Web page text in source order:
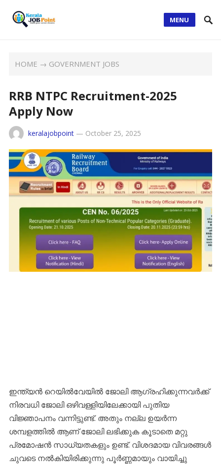
MENU
HOME → GOVERNMENT JOBS
RRB NTPC Recruitment-2025
Apply Now
keralajobpoint— October 25, 2025
ഇന്ത്യൻ റെയിൽവേയിൽ ജോലി ആഗ്രഹിക്കുന്നവർക്ക്
നിരവധി ജോലി ഒഴിവള്ളിയിലേക്കായി പുതിയ
വിജ്ഞാപനം വന്നിട്ടുണ്ട്. അതും നല്ല ഉയർന്ന
ശമ്പളത്തിൽ ആണ് ജോലി ലഭിക്കുക കൂടാതെ മറ്റു
പ്രമോഷൻ സാധ്യതകളും ഉണ്ട്. വിശദമായ വിവരങ്ങൾ
ചുവടെ നൽകിയിരിക്കുന്നു പൂർണ്ണമായും വായിച്ചു